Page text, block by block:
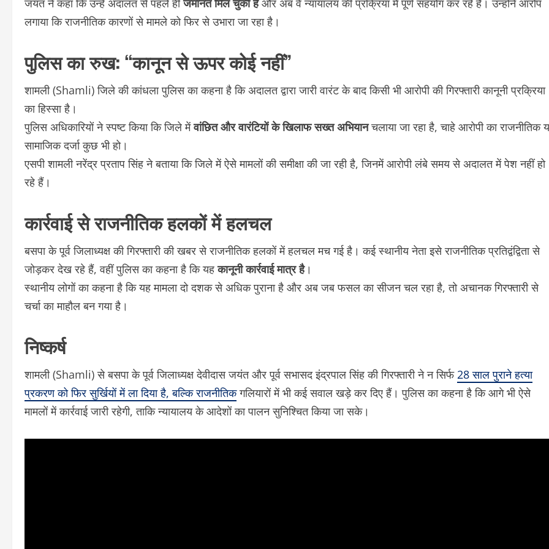
लगाया कि राजनीतिक कारणों से मामले को फिर से उभारा जा रहा है।
पुलिस का रुख: “कानून से ऊपर कोई नहीं”
शामली (Shamli) जिले की कांधला पुलिस का कहना है कि अदालत द्वारा जारी वारंट के बाद किसी भी आरोपी की गिरफ्तारी कानूनी प्रक्रिया
का हिस्सा है।
पुलिस अधिकारियों ने स्पष्ट किया कि जिले मेंवांछित और वारंटियों के खिलाफ सख्त अभियानचलाया जा रहा है, चाहे आरोपी का राजनीतिक
सामाजिक दर्जा कुछ भी हो।
एसपी शामली नरेंद्र प्रताप सिंह ने बताया कि जिले में ऐसे मामलों की समीक्षा की जा रही है, जिनमें आरोपी लंबे समय से अदालत में पेश नहीं हो
रहे हैं।
कार्रवाई से राजनीतिक हलकों में हलचल
बसपा के पूर्व जिलाध्यक्ष की गिरफ्तारी की खबर से राजनीतिक हलकों में हलचल मच गई है। कई स्थानीय नेता इसे राजनीतिक प्रतिद्वंद्विता से
जोड़कर देख रहे हैं, वहीं पुलिस का कहना है कि यहकानूनी कार्रवाई मात्र है।
स्थानीय लोगों का कहना है कि यह मामला दो दशक से अधिक पुराना है और अब जब फसल का सीजन चल रहा है, तो अचानक गिरफ्तारी से
चर्चा का माहौल बन गया है।
निष्कर्ष
शामली (Shamli) से बसपा के पूर्व जिलाध्यक्ष देवीदास जयंत और पूर्व सभासद इंद्रपाल सिंह की गिरफ्तारी ने न सिर्फ 28 साल पुराने हत्या
प्रकरण को फिर सुर्खियों में ला दिया है, बल्कि राजनीतिकगलियारों में भी कई सवाल खड़े कर दिए हैं। पुलिस का कहना है कि आगे भी ऐसे
मामलों में कार्रवाई जारी रहेगी, ताकि न्यायालय के आदेशों का पालन सुनिश्चित किया जा सके।